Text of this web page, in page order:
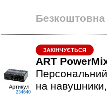
Безкоштовна
Артикул:
234640
ЗАКІНЧУЄТЬСЯ
ART
на